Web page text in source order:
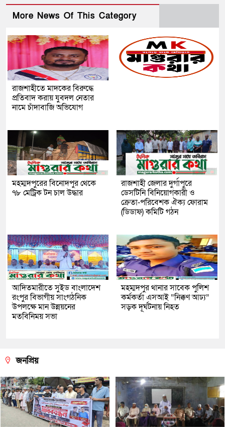
More News Of This Category
রাজশাহীতে মাদকের বিরুদ্ধে
প্রতিবাদ করায় যুবদল নেতার
নামে চাঁদাবাজি অভিযোগ
মহম্মদপুরের বিনোদপুর থেকে
৭৮ মেট্রিক টন চাল উদ্ধার
রাজশাহী জেলার দুর্গাপুরে
ডেসটিনি বিনিয়োগকারী ও
ক্রেতা-পরিবেশক ঐক্য ফোরাম
(ডিডাফ) কমিটি গঠন
আদিতমারীতে সুইড বাংলাদেশ
রংপুর বিভাগীয় সাংগঠনিক
উপলক্ষে মান উন্নয়নের
মতবিনিময় সভা
মহম্মদপুর থানার সাবেক পুলিশ
কর্মকর্তা এসআই “নিক্কণ আঢ্য”
সড়ক দূর্ঘটনায় নিহত
জনপ্রিয়